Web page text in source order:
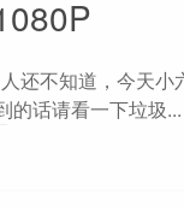
还不知道，今天
的话请看一下垃圾...